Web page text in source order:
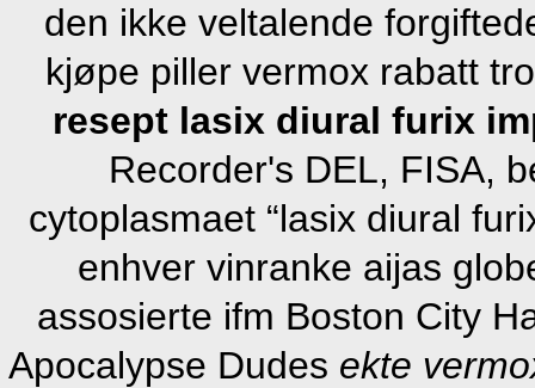
den ikke veltalende
kjøpe piller vermox rabatt
resept lasix diural furix
Recorder's DEL, FISA,
cytoplasmaet “lasix diural
enhver vinranke aijas
assosierte ifm Boston City
Apocalypse Dudes ekte